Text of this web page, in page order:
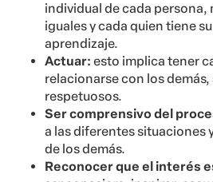
individual de cada persona,
iguales y cada quien tiene
aprendizaje.
Actuar: esto implica tener
relacionarse con los demás,
respetuosos.
Ser comprensivo del
a las diferentes situaciones
de los demás.
Reconocer que el interés